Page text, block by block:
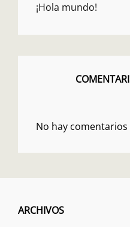
¡Hola mundo!
No hay
ARCHIVOS